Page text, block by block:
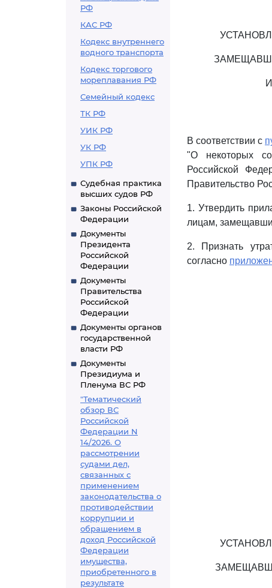
РФ
КАС РФ
Кодекс внутреннего
водного транспорта
Кодекс торгового
мореплавания РФ
Семейный кодекс
ТК РФ
УИК РФ
УК РФ
УПК РФ
Судебная практика
высших судов РФ
Законы Российской
Федерации
Документы
Президента
Российской
Федерации
Документы
Правительства
Российской
Федерации
Документы органов
государственной
власти РФ
Документы
Президиума и
Пленума ВС РФ
"Тематический
обзор ВС
Российской
Федерации N
14/2026. О
рассмотрении
судами дел,
связанных с
применением
законодательства о
противодействии
коррупции и
обращением в
доход Российской
Федерации
имущества,
приобретенного в
результате
В соответствии с
"О некоторых
Российской
Правительство
1. Утвердить
лицам,
2. Признать
согласно